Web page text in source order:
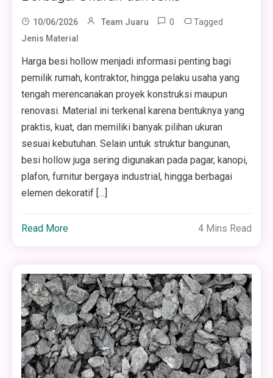
10/06/2026 Team Juaru 0 Tagged
Jenis Material
Harga besi hollow menjadi informasi penting bagi
pemilik rumah, kontraktor, hingga pelaku usaha yang
tengah merencanakan proyek konstruksi maupun
renovasi. Material ini terkenal karena bentuknya yang
praktis, kuat, dan memiliki banyak pilihan ukuran
sesuai kebutuhan. Selain untuk struktur bangunan,
besi hollow juga sering digunakan pada pagar, kanopi,
plafon, furnitur bergaya industrial, hingga berbagai
elemen dekoratif […]
Read More 4 Mins Read